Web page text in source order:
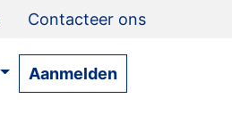
Contacteer ons
Aanmelden